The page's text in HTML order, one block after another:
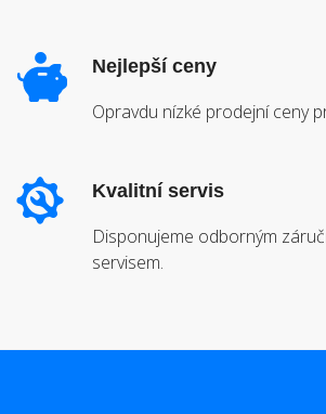
Nejlepší ceny
Opravdu nízké prodejní ceny
Kvalitní servis
Disponujeme odborným
servisem.